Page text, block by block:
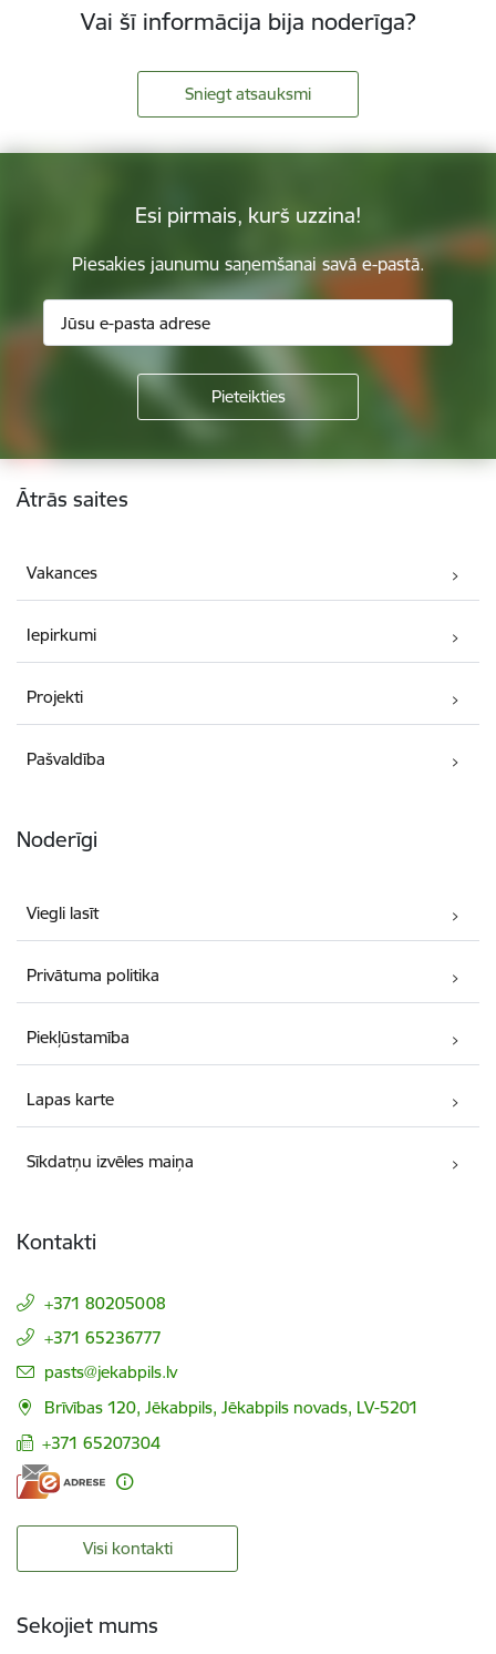
Vai šī informācija bija noderīga?
Sniegt atsauksmi
Esi pirmais, kurš uzzina!
Piesakies jaunumu saņemšanai savā e-pastā.
Kājene
Ātrās saites
Vakances
Iepirkumi
Projekti
Pašvaldība
Noderīgi
Viegli lasīt
Privātuma politika
Piekļūstamība
Lapas karte
Sīkdatņu izvēles maiņa
Kontakti
+371 80205008
+371 65236777
E-pasts:
pasts@jekabpils.lv
Brīvības 120, Jēkabpils, Jēkabpils novads, LV-5201
+371 65207304
Visi kontakti
Sekojiet mums